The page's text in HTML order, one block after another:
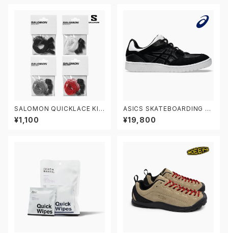
SALOMON QUICKLACE KIT
サロモン クイックレース 交換パ
ーツ
¥1,100
ASICS SKATEBOARDING G
EL-SPLYTE 1201A980.002
アシックス スケートボーディング
¥19,800